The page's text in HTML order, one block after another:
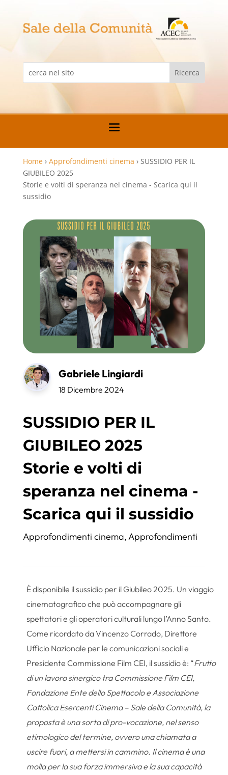
Home › Approfondimenti cinema › SUSSIDIO PER IL
GIUBILEO 2025
Storie e volti di speranza nel cinema - Scarica qui il
sussidio
Gabriele Lingiardi
18 Dicembre 2024
SUSSIDIO PER IL
GIUBILEO 2025
Storie e volti di
speranza nel cinema -
Scarica qui il sussidio
Approfondimenti cinema,Approfondimenti
È disponibile il sussidio per il Giubileo 2025. Un viaggio
cinematografico che può accompagnare gli
spettatori e gli operatori culturali lungo l’Anno Santo.
Come ricordato da Vincenzo Corrado, Direttore
Ufficio Nazionale per le comunicazioni sociali e
Presidente Commissione Film CEI, il sussidio è: “Frutto
di un lavoro sinergico tra Commissione Film CEI,
Fondazione Ente dello Spettacolo e Associazione
Cattolica Esercenti Cinema – Sale della Comunità, la
proposta è una sorta di pro-vocazione, nel senso
etimologico del termine, ovvero una chiamata a
uscire fuori, a mettersi in cammino. Il cinema è una
molla per la sua forza immersiva e la sua capacità